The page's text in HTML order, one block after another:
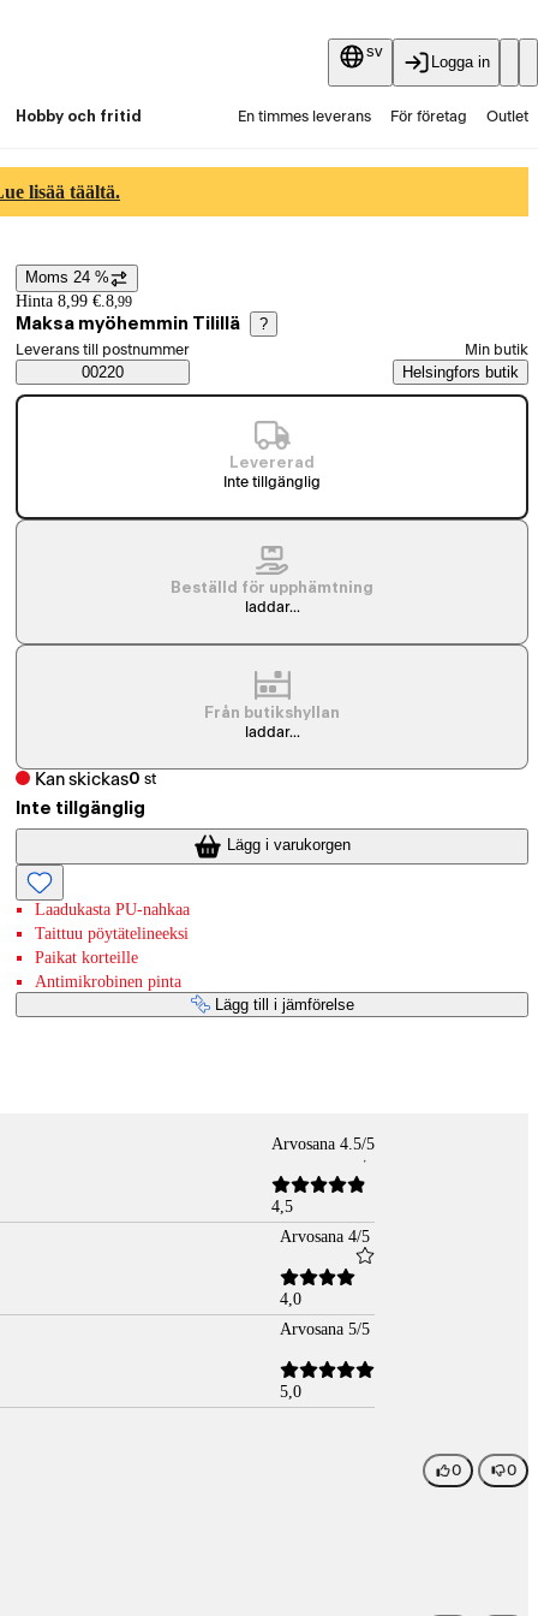
sv
Logga in
Hobby och fritid En timmes leverans För företag Outlet
lisää täältä.
Prisinformation
Moms 24 %
Hinta 8,99 €.8,99
Maksa myöhemmin Tilillä ?
Saatavuustiedot
Välj beställningssätt
Leverans till postnummer
00220
Min butik
Helsingfors butik
Levererad
Inte tillgänglig
Beställd för upphämtning
laddar...
Från butikshyllan
laddar...
Kan skickas0 st
Inte tillgänglig
Lägg i varukorgen
Laadukasta PU-nahkaa
Taittuu pöytätelineeksi
Paikat korteille
Antimikrobinen pinta
Lägg till i jämförelse
Arvosana 4.5/5
4,5
Arvosana 4/5
4,0
Arvosana 5/5
5,0
0 0